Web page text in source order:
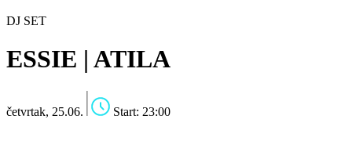
DJ SET
ESSIE | ATILA
četvrtak, 25.06. Start: 23:00